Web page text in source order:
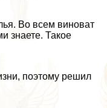
Во всем виноват
знаете. Такое
поэтому решил